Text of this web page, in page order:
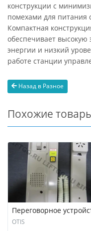
конструкции с
помехами для питания
Компактная
обеспечивает высокую
энергии и низкий
работе станции
Назад в Разное
Похожие
Переговорное
OTIS